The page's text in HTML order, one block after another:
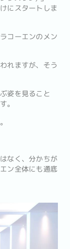
にスタートしま
コーエンのメン
れますが、そう
姿を見ること
。
なく、分かちが
ン全体にも通底